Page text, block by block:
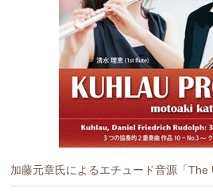
加藤元章氏によるエチュード音源「The